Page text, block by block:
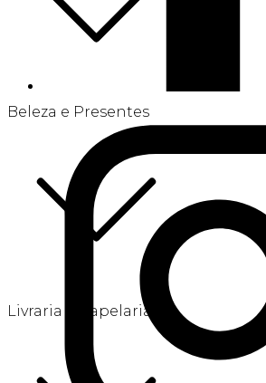
Beleza e Presentes
Livraria e Papelaria